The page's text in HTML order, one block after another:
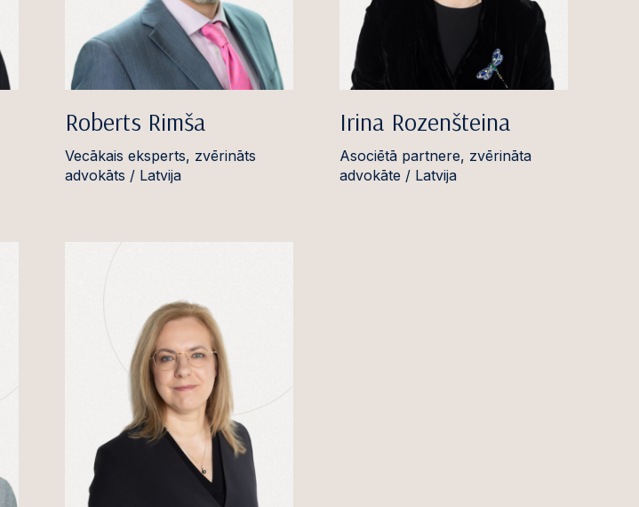
Roberts Rimša
Vecākais eksperts, zvērināts
advokāts / Latvija
Irina Rozenšteina
Asociētā partnere, zvērināta
advokāte / Latvija